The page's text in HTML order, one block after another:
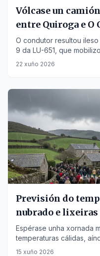
Vólcase un
entre Quiroga e O
O condutor resultou
9 da LU-651, que
emerxencia.
22 xuño 2026
Previsión do
nubrado e
Espérase unha xornada
temperaturas cálidas,
aportarán frescura.
15 xuño 2026